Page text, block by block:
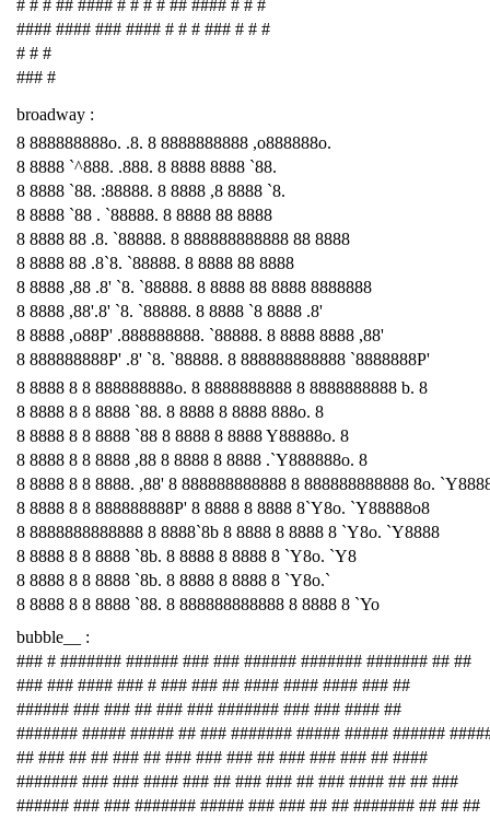
# # # ## #### # # # # ## #### # # #
#### #### ### #### # # # ### # # #
# # #
### #
broadway :
8 888888888o. .8. 8 8888888888 ,o888888o.
8 8888 `^888. .888. 8 8888 8888 `88.
8 8888 `88. :88888. 8 8888 ,8 8888 `8.
8 8888 `88 . `88888. 8 8888 88 8888
8 8888 88 .8. `88888. 8 888888888888 88 8888
8 8888 88 .8`8. `88888. 8 8888 88 8888
8 8888 ,88 .8' `8. `88888. 8 8888 88 8888 8888888
8 8888 ,88'.8' `8. `88888. 8 8888 `8 8888 .8'
8 8888 ,o88P' .888888888. `88888. 8 8888 8888 ,88'
8 888888888P' .8' `8. `88888. 8 888888888888 `8888888P'
8 8888 8 8 888888888o. 8 8888888888 8 8888888888 b. 8
8 8888 8 8 8888 `88. 8 8888 8 8888 888o. 8
8 8888 8 8 8888 `88 8 8888 8 8888 Y88888o. 8
8 8888 8 8 8888 ,88 8 8888 8 8888 .`Y888888o. 8
8 8888 8 8 8888. ,88' 8 888888888888 8 888888888888 8o.
8 8888 8 8 888888888P' 8 8888 8 8888 8`Y8o. `Y88888o8
8 8888888888888 8 8888`8b 8 8888 8 8888 8 `Y8o. `Y8888
8 8888 8 8 8888 `8b. 8 8888 8 8888 8 `Y8o. `Y8
8 8888 8 8 8888 `8b. 8 8888 8 8888 8 `Y8o.`
8 8888 8 8 8888 `88. 8 888888888888 8 8888 8 `Yo
bubble__ :
### # ####### ###### ### ### ###### ####### ####### ## ##
### ### #### ### # ### ### ## #### #### #### ### ##
###### ### ### ## ### ### ####### ### ### #### ##
####### ##### ##### ## ### ####### ##### ##### ######
## ### ## ## ### ## ### ### ### ## ### ### ### ## ####
####### ### ### #### ### ## ### ### ## ### #### ## ## ###
###### ### ### ####### ##### ### ### ## ## ####### ## ## ##